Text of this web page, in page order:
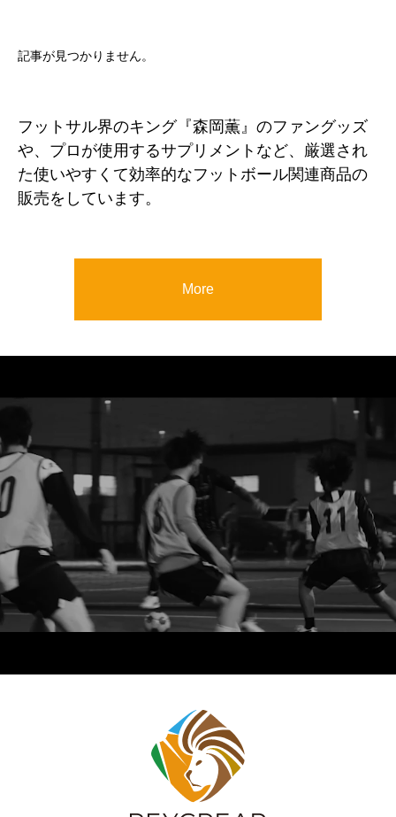
記事が見つかりません。
フットサル界のキング『森岡薫』のファングッズ
や、プロが使用するサプリメントなど、厳選され
た使いやすくて効率的なフットボール関連商品の
販売をしています。
More